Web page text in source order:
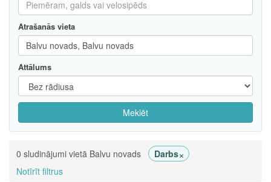
Atrašanās vieta
Attālums
Meklēt
0 sludinājumi vietā Balvu novads Darbs×
Notīrīt filtrus